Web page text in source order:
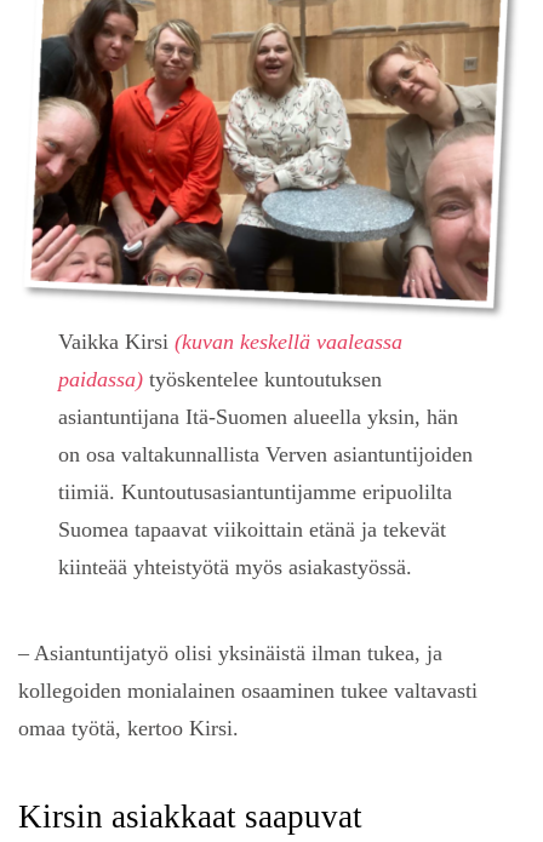
Vaikka Kirsi(kuvan keskellä vaaleassa
paidassa) työskentelee kuntoutuksen
asiantuntijana Itä-Suomen alueella yksin, hän
on osa valtakunnallista Verven asiantuntijoiden
tiimiä. Kuntoutusasiantuntijamme eripuolilta
Suomea tapaavat viikoittain etänä ja tekevät
kiinteää yhteistyötä myös asiakastyössä.
– Asiantuntijatyö olisi yksinäistä ilman tukea, ja
kollegoiden monialainen osaaminen tukee valtavasti
omaa työtä, kertoo Kirsi.
Kirsin asiakkaat saapuvat
Eväste on pieni tekstitiedosto, joka tallentuu selaimeesi.
vierailla sivustollamme.
Käytämme myös kolmannen osapuolen evästeitä.
Analytiikkaan liittyvät evästeet auttavat meitä